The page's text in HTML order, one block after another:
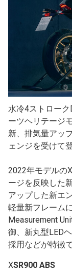
水冷4ストロー
ーツヘリテージ
新、排気量アッ
ェンジを受けて
2022年モデルの
ージを反映した
アップした新エ
軽量新フレーム
Measurement
御、新丸型LED
採用などが特徴で
XSR900 ABS